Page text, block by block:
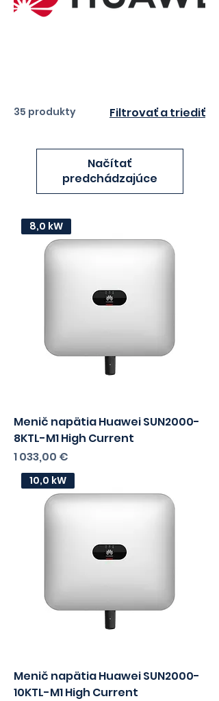
35 produkty Filtrovať a triediť
Načítať
predchádzajúce
8,0 kW
Menič napätia Huawei SUN2000-
8KTL-M1 High Current
Cena
1 033,00 €
10,0 kW
Menič napätia Huawei SUN2000-
10KTL-M1 High Current